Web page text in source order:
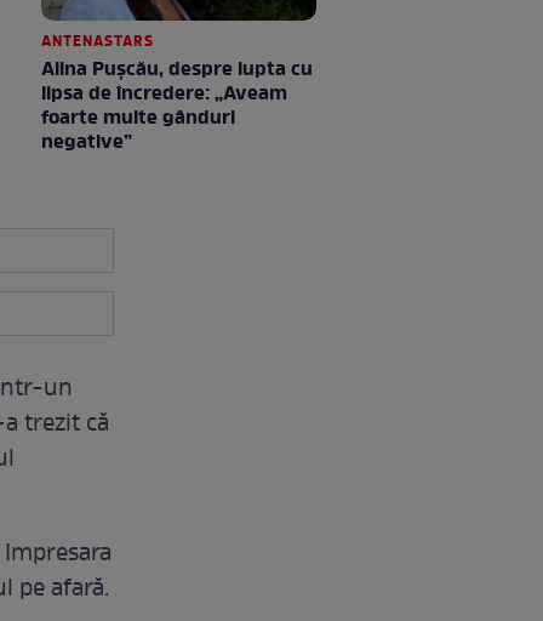
ANTENASTARS
Alina Pușcău, despre lupta cu
lipsa de încredere: „Aveam
foarte multe gânduri
negative”
un
trezit că
pe afară.